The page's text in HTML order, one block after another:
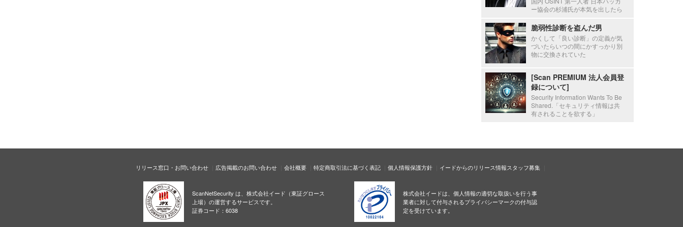
ー協会の杉浦氏が本気を出したら
脆弱性診断を盗んだ男
かくして「良い診断」の定義が気
づいたらいつの間にかすっかり別
物に交換されていた
[Scan PREMIUM 法人会員登
録について]
Security Information Wants To Be
Shared.「セキュリティ情報は共
有されることを欲する」
リリース窓口・お問い合わせ 広告掲載のお問い合わせ 会社概要 特定商取引法に基づく表記 個人情報保護方針 イードからのリリース情報スタッフ募集
ScanNetSecurity は、株式会社イード（東証グロース
上場）の運営するサービスです。
証券コード：6038
株式会社イードは、個人情報の適切な取扱いを行う事
業者に対して付与されるプライバシーマークの付与認
定を受けています。